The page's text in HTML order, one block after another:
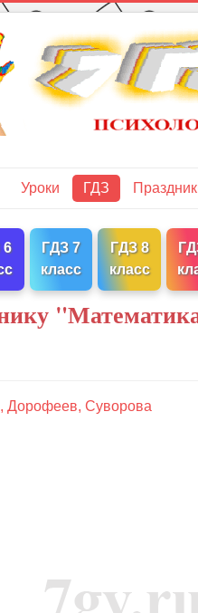
Уроки ГДЗ
6
ГДЗ 7
класс
ГДЗ 8
класс
Дорофеев, Суворова